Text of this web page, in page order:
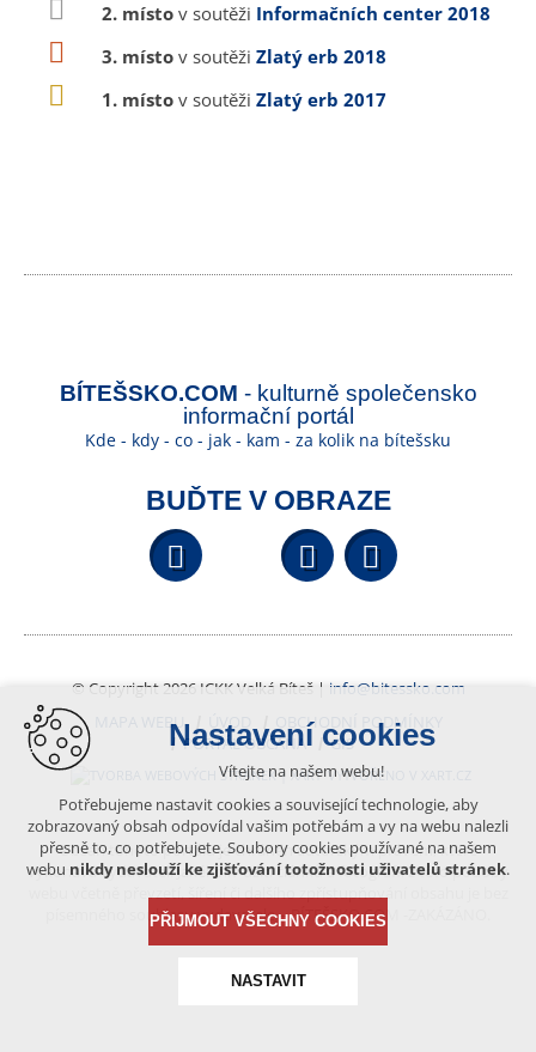
2. místo v soutěži Informačních center 2018
3. místo v soutěži Zlatý erb 2018
1. místo v soutěži Zlatý erb 2017
BÍTEŠSKO.COM - kulturně společensko
informační portál
Kde - kdy - co - jak - kam - za kolik na bítešsku
BUĎTE V OBRAZE
Facebook YouTube
© Copyright 2026 ICKK Velká Bíteš | info@bitessko.com
MAPA WEBU
ÚVOD
OBCHODNÍ PODMÍNKY
PORTÁL OBČANA
GIS
VYTVOŘENO V XART.CZ
Obsah tohoto portálu je chráněn autorským právem, které
vykonává vydavatel. Jakékoliv užití článků a fotografií z této podoby
písemného souhlasu vydavatele – BÍTEŠSKO.COM -ZAKÁZÁNO.
Nastavení cookies
Vítejte na našem webu!
Potřebujeme nastavit cookies a související technologie, aby
zobrazovaný obsah odpovídal vašim potřebám a vy na webu nalezli
přesně to, co potřebujete. Soubory cookies používané na našem
webu nikdy neslouží ke zjišťování totožnosti uživatelů stránek.
PŘIJMOUT VŠECHNY COOKIES
NASTAVIT